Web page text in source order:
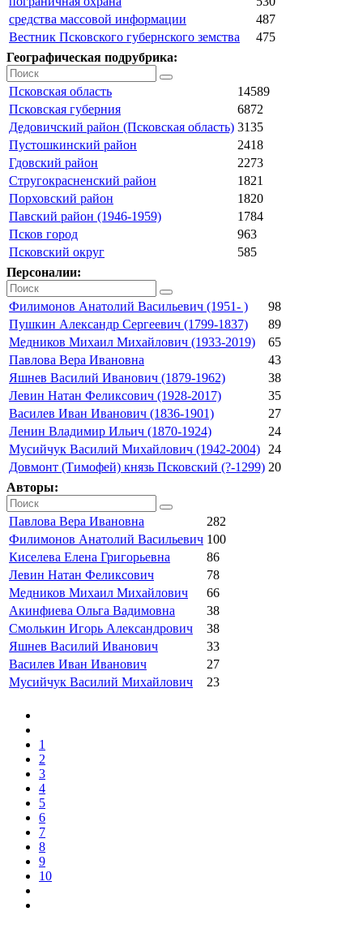
средства массовой информации
487
Вестник Псковского губернского земства
475
Географическая подрубрика:
Псковская область
14589
Псковская губерния
6872
Дедовичский район (Псковская область) 3135
Пустошкинский район
2418
Гдовский район
2273
Стругокрасненский район
1821
Порховский район
1820
Павский район (1946-1959)
1784
Псков город
963
Псковский округ
585
Персоналии:
Филимонов Анатолий Васильевич (1951- )
98
Пушкин Александр Сергеевич (1799-1837)
89
Медников Михаил Михайлович (1933-2019)
65
Павлова Вера Ивановна
43
Яшнев Василий Иванович (1879-1962)
38
Левин Натан Феликсович (1928-2017)
35
Василев Иван Иванович (1836-1901)
27
Ленин Владимир Ильич (1870-1924)
24
Мусийчук Василий Михайлович (1942-2004)
24
Довмонт (Тимофей) князь Псковский (?-1299) 20
Авторы:
Павлова Вера Ивановна
282
Филимонов Анатолий Васильевич 100
Киселева Елена Григорьевна
86
Левин Натан Феликсович
78
Медников Михаил Михайлович
66
Акинфиева Ольга Вадимовна
38
Смолькин Игорь Александрович
38
Яшнев Василий Иванович
33
Василев Иван Иванович
27
Мусийчук Василий Михайлович
23
1
2
3
4
5
6
7
8
9
10